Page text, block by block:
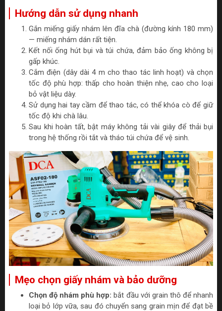
Hướng dẫn sử dụng nhanh
Gắn miếng giấy nhám lên đĩa chà (đường kính 180 mm)
— miếng nhám dán rất tiện.
Kết nối ống hút bụi và túi chứa, đảm bảo ống không bị
gấp khúc.
Cắm điện (dây dài 4 m cho thao tác linh hoạt) và chọn
tốc độ phù hợp: thấp cho hoàn thiện nhẹ, cao cho loại
bỏ vật liệu dày.
Sử dụng hai tay cầm để thao tác, có thể khóa cò để giữ
tốc độ khi chà lâu.
Sau khi hoàn tất, bật máy không tải vài giây để thải bụi
trong hệ thống rồi tắt và tháo túi chứa để vệ sinh.
Mẹo chọn giấy nhám và bảo dưỡng
Chọn độ nhám phù hợp: bắt đầu với grain thô để nhanh
loại bỏ lớp vữa, sau đó chuyển sang grain mịn để đạt bề